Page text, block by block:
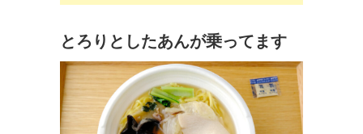
とろりとしたあんが乗ってます